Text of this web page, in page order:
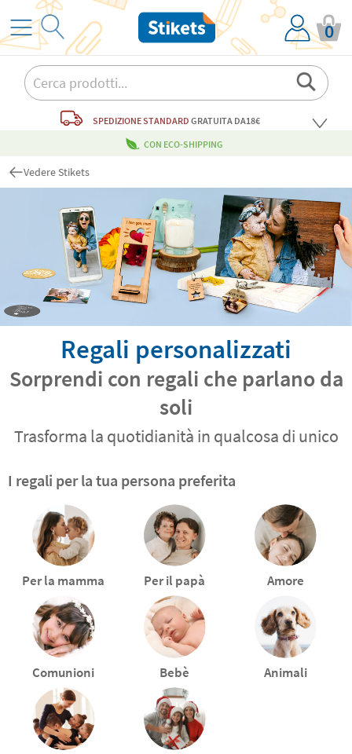
0
SPEDIZIONE STANDARD GRATUITADA18€
CON ECO-SHIPPING
Vedere Stikets
Regali personalizzati
Sorprendi con regali che parlano da
soli
Trasforma la quotidianità in qualcosa di unico
I regali per la tua persona preferita
Per la mamma Per il papà Amore
Comunioni Bebè Animali